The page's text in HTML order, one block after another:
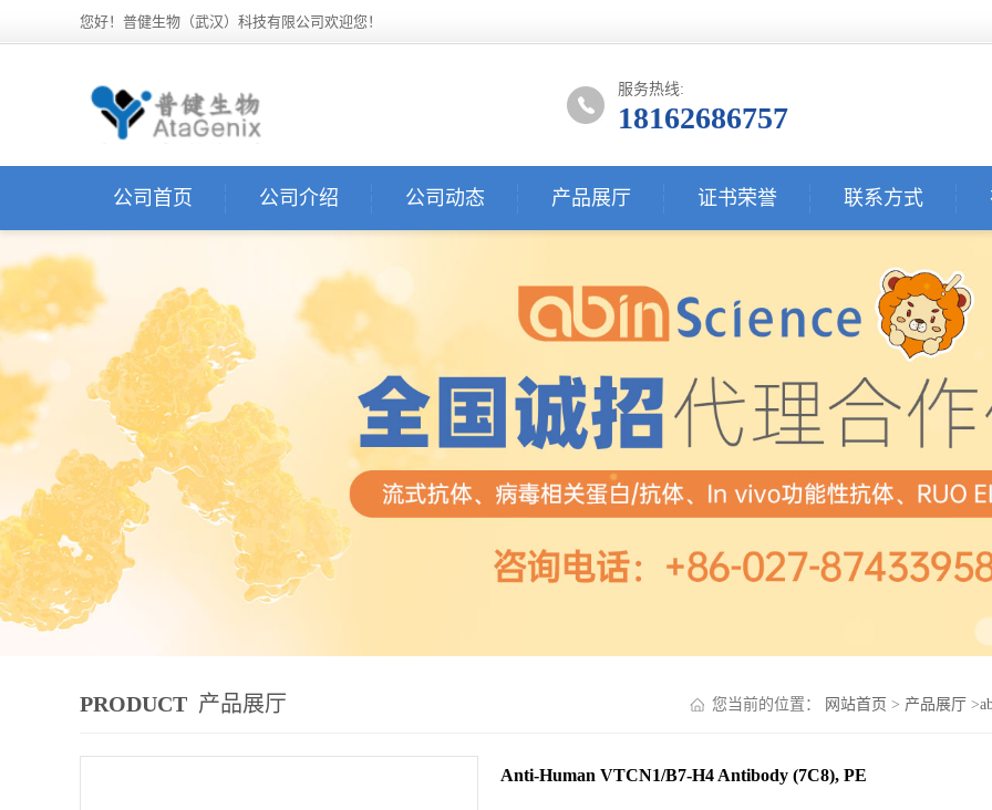
您好！普健生物（武汉）科技有限公司欢迎您！
服务热线:
18162686757
公司首页 公司介绍 公司动态 产品展厅 证书荣誉 联系方式
PRODUCT 产品展厅 您当前的位置： 网站首页 > 产品展厅 >
Anti-Human VTCN1/B7-H4 Antibody (7C8), PE